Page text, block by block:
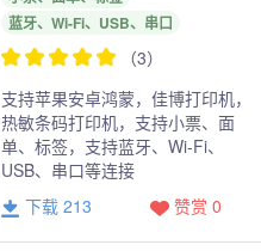
蓝牙、Wi-Fi、USB、串口
（3）
支持苹果安卓鸿蒙，佳博打印机，
热敏条码打印机，支持小票、面
单、标签，支持蓝牙、Wi-Fi、
USB、串口等连接
下载 213
赞赏 0